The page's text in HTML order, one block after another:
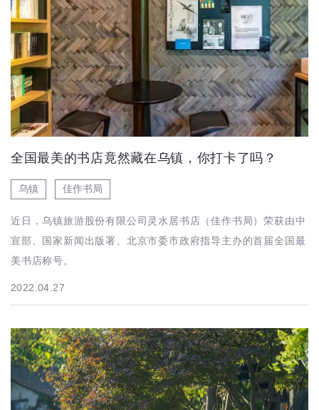
全国最美的书店竟然藏在乌镇，你打卡了吗？
乌镇 佳作书局
近日，乌镇旅游股份有限公司灵水居书店（佳作书局）荣获由中
宣部、国家新闻出版署、北京市委市政府指导主办的首届全国最
美书店称号。
2022.04.27